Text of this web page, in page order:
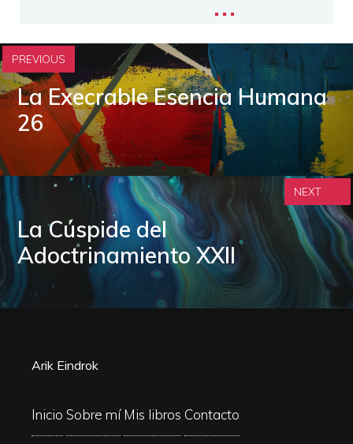
PREVIOUS
La Execrable Esencia Humana
26
La Cúspide del
Adoctrinamiento XXII
NEXT
Arik Eindrok
Inicio Sobre mí Mis libros Contacto